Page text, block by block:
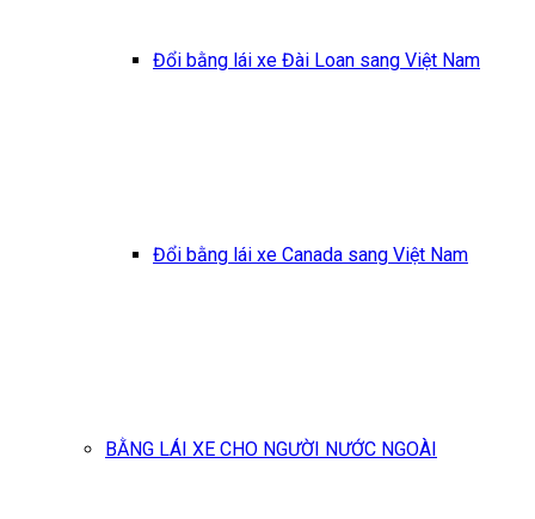
Đổi bằng lái xe Đài Loan sang Việt Nam
Đổi bằng lái xe Canada sang Việt Nam
BẰNG LÁI XE CHO NGƯỜI NƯỚC NGOÀI